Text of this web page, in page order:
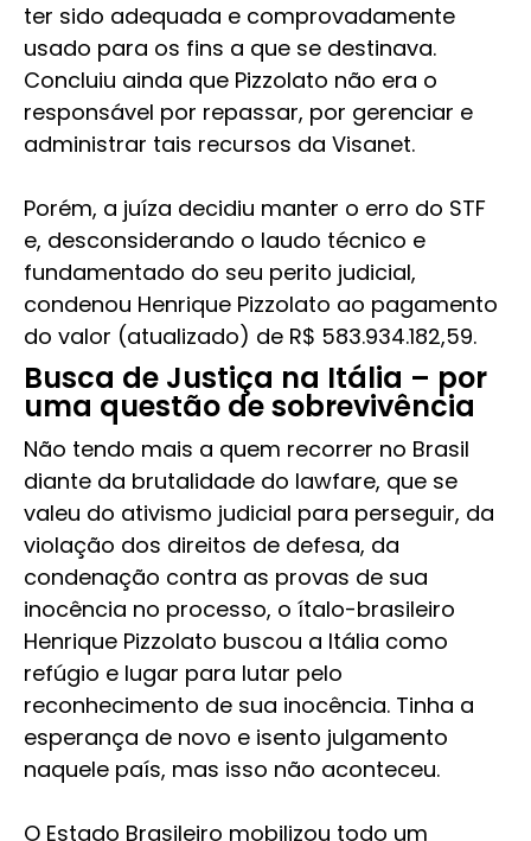
ter sido adequada e comprovadamente
usado para os fins a que se destinava.
Concluiu ainda que Pizzolato não era o
responsável por repassar, por gerenciar e
administrar tais recursos da Visanet.
Porém, a juíza decidiu manter o erro do STF
e, desconsiderando o laudo técnico e
fundamentado do seu perito judicial,
condenou Henrique Pizzolato ao pagamento
do valor (atualizado) de R$ 583.934.182,59.
Busca de Justiça na Itália – por
uma questão de sobrevivência
Não tendo mais a quem recorrer no Brasil
diante da brutalidade do lawfare, que se
valeu do ativismo judicial para perseguir, da
violação dos direitos de defesa, da
condenação contra as provas de sua
inocência no processo, o ítalo-brasileiro
Henrique Pizzolato buscou a Itália como
refúgio e lugar para lutar pelo
reconhecimento de sua inocência. Tinha a
esperança de novo e isento julgamento
naquele país, mas isso não aconteceu.
O Estado Brasileiro mobilizou todo um